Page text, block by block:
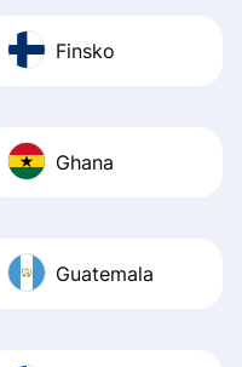
Finsko
Ghana
Guatemala